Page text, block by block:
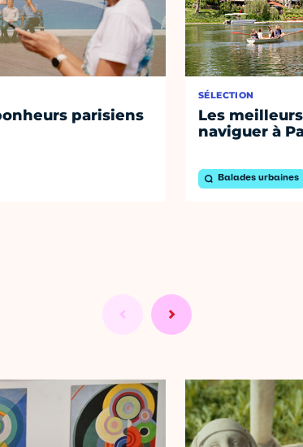
parisiens
SÉLECTION
Les
naviguer à
Balades urbaines